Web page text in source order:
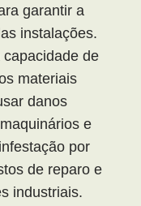
garantir a
instalações.
de
materiais
danos
e
por
de reparo e
industriais.